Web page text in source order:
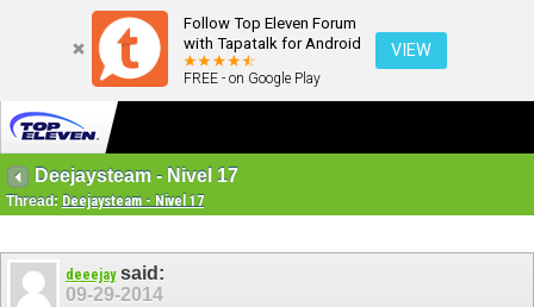
Follow Top Eleven Forum
with Tapatalk for Android
FREE - on Google Play
VIEW
Deejaysteam - Nivel 17
Thread: Deejaysteam - Nivel 17
deeejaysaid:
09-29-2014